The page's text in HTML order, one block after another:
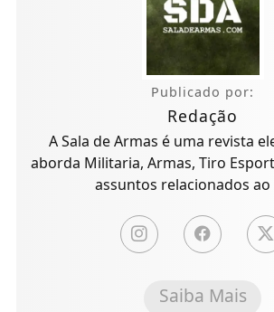
Publicado por:
Redação
A Sala de Armas é uma revista
aborda Militaria, Armas, Tiro
assuntos relacionados ao
Saiba Mais